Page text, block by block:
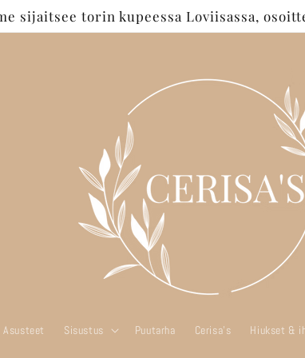
sijaitsee torin kupeessa Loviisassa,
Asusteet Sisustus Puutarha Cerisa's Hiukset &